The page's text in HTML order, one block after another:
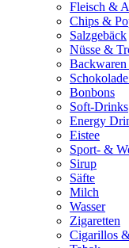
Fleisch &
Chips &
Salzgebäck
Nüsse &
Bonbons
Soft-Drinks
Energy
Eistee
Sport- &
Sirup
Säfte
Milch
Wasser
Zigaretten
Cigarillos